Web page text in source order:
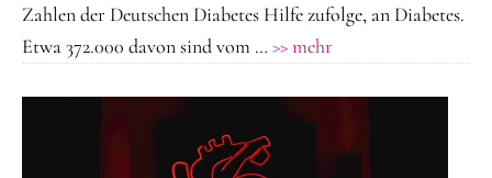
Zahlen der Deutschen Diabetes Hilfe zufolge, an Diabetes.
Etwa 372.000 davon sind vom … >> mehr